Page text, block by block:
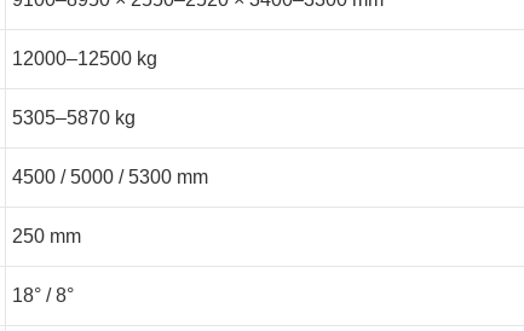
12000–12500 kg
5305–5870 kg
4500 / 5000 / 5300 mm
250 mm
18° / 8°